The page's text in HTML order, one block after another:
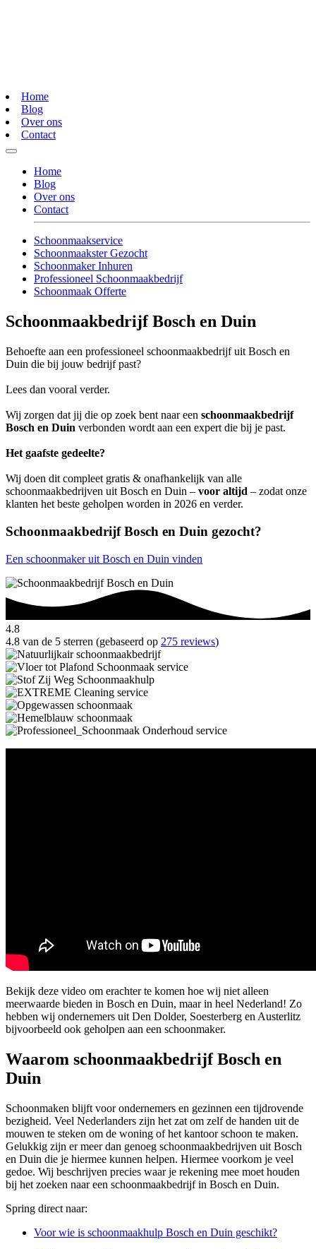
Home
Blog
Over ons
Contact
Home
Blog
Over ons
Contact
Schoonmaakservice
Schoonmaakster Gezocht
Schoonmaker Inhuren
Professioneel Schoonmaakbedrijf
Schoonmaak Offerte
Schoonmaakbedrijf Bosch en Duin
Behoefte aan een professioneel schoonmaakbedrijf uit Bosch en
Duin die bij jouw bedrijf past?
Lees dan vooral verder.
Wij zorgen dat jij die op zoek bent naar een schoonmaakbedrijf
Bosch en Duin verbonden wordt aan een expert die bij je past.
Het gaafste gedeelte?
Wij doen dit compleet gratis & onafhankelijk van alle
schoonmaakbedrijven uit Bosch en Duin – voor altijd – zodat onze
klanten het beste geholpen worden in 2026 en verder.
Schoonmaakbedrijf Bosch en Duin gezocht?
Een schoonmaker uit Bosch en Duin vinden
4.8
4.8 van de 5 sterren (gebaseerd op 275 reviews)
Bekijk deze video om erachter te komen hoe wij niet alleen
meerwaarde bieden in Bosch en Duin, maar in heel Nederland! Zo
hebben wij ondernemers uit Den Dolder, Soesterberg en Austerlitz
bijvoorbeeld ook geholpen aan een schoonmaker.
Waarom schoonmaakbedrijf Bosch en
Duin
Schoonmaken blijft voor ondernemers en gezinnen een tijdrovende
bezigheid. Veel Nederlanders zijn het zat om zelf de handen uit de
mouwen te steken om de woning of het kantoor schoon te maken.
Gelukkig zijn er meer dan genoeg schoonmaakbedrijven uit Bosch
en Duin die je hiermee kunnen helpen. Hiermee voorkom je veel
gedoe. Wij beschrijven precies waar je rekening mee moet houden
bij het zoeken naar een schoonmaakbedrijf in Bosch en Duin.
Spring direct naar:
Voor wie is schoonmaakhulp Bosch en Duin geschikt?